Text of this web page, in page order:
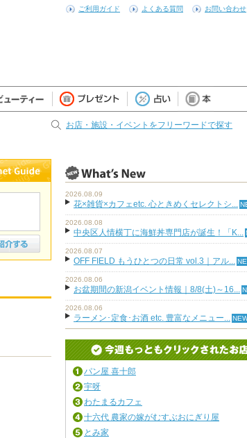
ご利用ガイド よくある質問 お問い合わせ
お店・施設・イベントをフリーワードで探す
2026.08.09
花×雑貨×カフェetc. 心ときめくセレクトシ...
2026.08.08
中央区人情横丁に海鮮丼専門店が誕生！「K...
2026.08.07
OFF FIELD もうひとつの日常 vol.3｜アル...
2026.08.06
お盆期間の新潟イベント情報｜8/8(土)～16...
2026.08.06
ラーメン･定食･お酒 etc. 豊富なメニュー...
パン屋 喜十郎
宇呀
わたまるカフェ
十六代 農家の嫁がむすぶおにぎり屋
とみ家